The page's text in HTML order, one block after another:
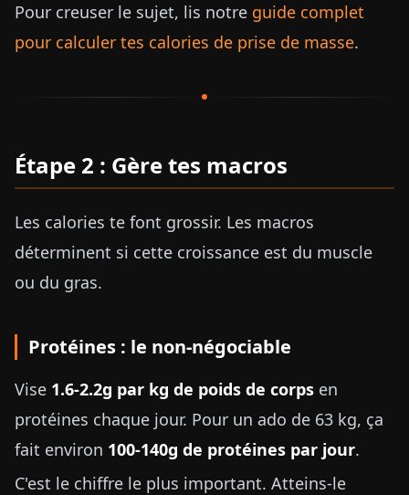
Pour creuser le sujet, lis notre guide complet
pour calculer tes calories de prise de masse.
Étape 2 : Gère tes macros
Les calories te font grossir. Les macros
déterminent si cette croissance est du muscle
ou du gras.
Protéines : le non-négociable
Vise 1.6-2.2g par kg de poids de corps en
protéines chaque jour. Pour un ado de 63 kg, ça
fait environ 100-140g de protéines par jour.
C'est le chiffre le plus important. Atteins-le